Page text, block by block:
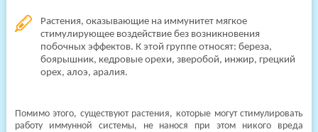
Растения, оказывающие на иммунитет мягкое
стимулирующее воздействие без возникновения
побочных эффектов. К этой группе относят: береза,
боярышник, кедровые орехи, зверобой, инжир, грецкий
орех, алоэ, аралия.
Помимо этого, существуют растения, которые могут стимулировать
работу иммунной системы, не нанося при этом никого вреда